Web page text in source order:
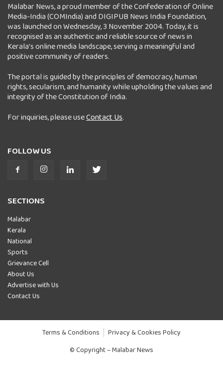
Malabar News, a proud member of the Confederation of Online
Media-India (COMIndia) and DIGIPUB News India Foundation,
was launched on Wednesday, 3 November 2004. Today, it is
recognised as an authentic and reliable source of news in
Kerala’s online media landscape, serving a meaningful and
positive community of readers.
The portal is guided by the principles of democracy, human
rights, secularism, and humanity while upholding the values and
integrity of the Constitution of India.
For inquiries, please useContact Us.
FOLLOW US
SECTIONS
Malabar
Kerala
National
Sports
Grievance Cell
About Us
Advertise with Us
Contact Us
Terms & Conditions
Privacy & Cookies Policy
© Copyright – Malabar News